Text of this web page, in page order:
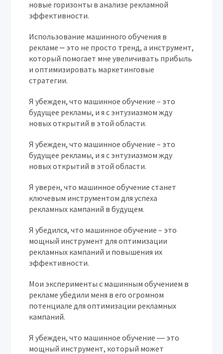
новые горизонты в анализе рекламной
эффективности.
Использование машинного обучения в
рекламе ⎼ это не просто тренд, а инструмент,
который помогает мне увеличивать прибыль
и оптимизировать маркетинговые
стратегии.
Я убежден, что машинное обучение – это
будущее рекламы, и я с энтузиазмом жду
новых открытий в этой области.
Я убежден, что машинное обучение – это
будущее рекламы, и я с энтузиазмом жду
новых открытий в этой области.
Я уверен, что машинное обучение станет
ключевым инструментом для успеха
рекламных кампаний в будущем.
Я убедился, что машинное обучение – это
мощный инструмент для оптимизации
рекламных кампаний и повышения их
эффективности.
Мои эксперименты с машинным обучением в
рекламе убедили меня в его огромном
потенциале для оптимизации рекламных
кампаний.
Я убежден, что машинное обучение ― это
мощный инструмент, который может